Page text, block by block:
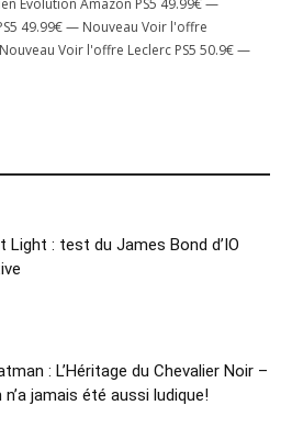
Evolution Amazon PS5 49.99€ —
49.99€ — Nouveau Voir l'offre
Voir l'offre Leclerc PS5 50.9€ —
Light : test du James Bond d’IO
: L’Héritage du Chevalier Noir –
jamais été aussi ludique!